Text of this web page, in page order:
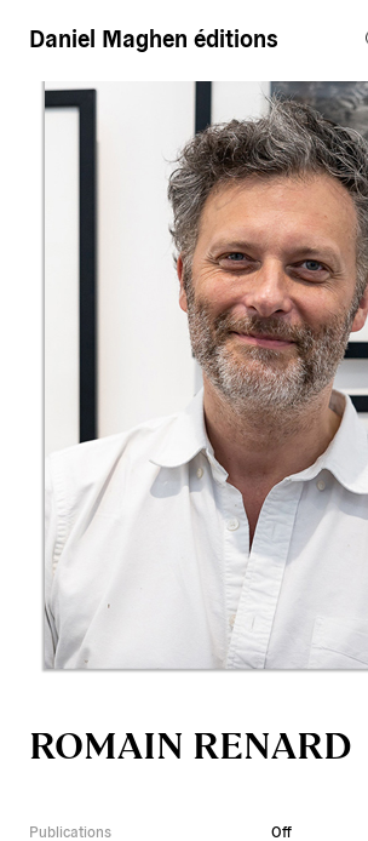
Daniel Maghen éditions
ROMAIN RENARD
Publications Off